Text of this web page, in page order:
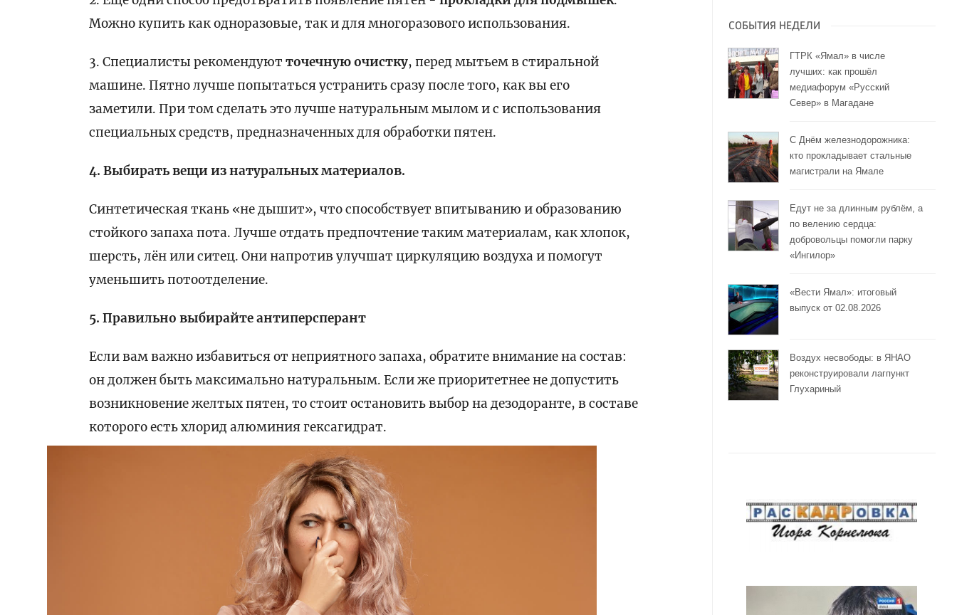
Можно купить как одноразовые, так и для многоразового использования.
3. Специалисты рекомендуютточечную очистку, перед мытьем в стиральной
машине. Пятно лучше попытаться устранить сразу после того, как вы его
заметили. При том сделать это лучше натуральным мылом и с использования
специальных средств, предназначенных для обработки пятен.
4. Выбирать вещи из натуральных материалов.
Синтетическая ткань «не дышит», что способствует впитыванию и образованию
стойкого запаха пота. Лучше отдать предпочтение таким материалам, как хлопок,
шерсть, лён или ситец. Они напротив улучшат циркуляцию воздуха и помогут
уменьшить потоотделение.
5. Правильно выбирайте антиперсперант
Если вам важно избавиться от неприятного запаха, обратите внимание на состав:
он должен быть максимально натуральным. Если же приоритетнее не допустить
возникновение желтых пятен, то стоит остановить выбор на дезодоранте, в составе
которого есть хлорид алюминия гексагидрат.
СОБЫТИЯ НЕДЕЛИ
ГТРК «Ямал» в числе
лучших: как прошёл
медиафорум «Русский
Север» в Магадане
С Днём железнодорожника:
кто прокладывает стальные
магистрали на Ямале
Едут не за длинным рублём, а
по велению сердца:
добровольцы помогли парку
«Ингилор»
«Вести Ямал»: итоговый
выпуск от 02.08.2026
Воздух несвободы: в ЯНАО
реконструировали лагпункт
Глухариный